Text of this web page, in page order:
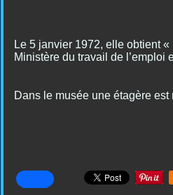
Le 5 janvier 1972, elle obtient
Ministère du travail de
Dans le musée une étagère